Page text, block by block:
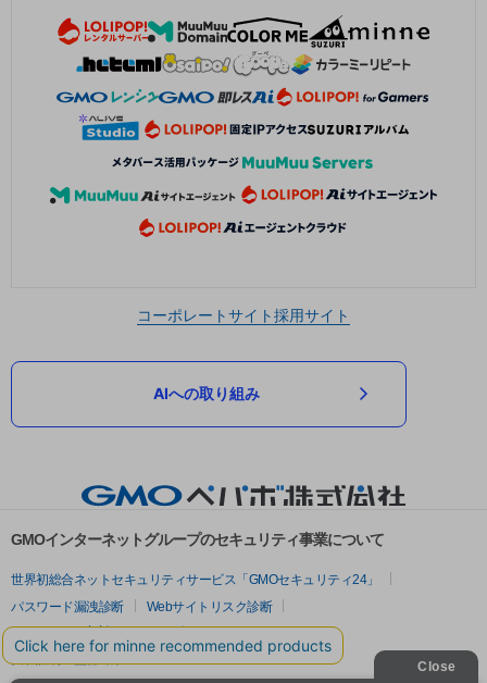
コーポレートサイト採用サイト
AIへの取り組み
GMOインターネットグループのセキュリティ事業について
世界初総合ネットセキュリティサービス「GMOセキュリティ24」
パスワード漏洩診断
Webサイトリスク診断
セキュリティ相談AIチャットボット
実在証明・盗聴対策